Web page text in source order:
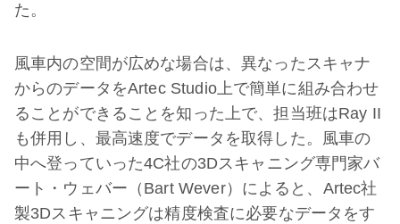
た。
風車内の空間が広めな場合は、異なったスキャナ
からのデータをArtec Studio上で簡単に組み合わせ
ることができることを知った上で、担当班はRay II
も併用し、最高速度でデータを取得した。風車の
中へ登っていった4C社の3Dスキャニング専門家バ
ート・ウェバー（Bart Wever）によると、Artec社
製3Dスキャニングは精度検査に必要なデータをす